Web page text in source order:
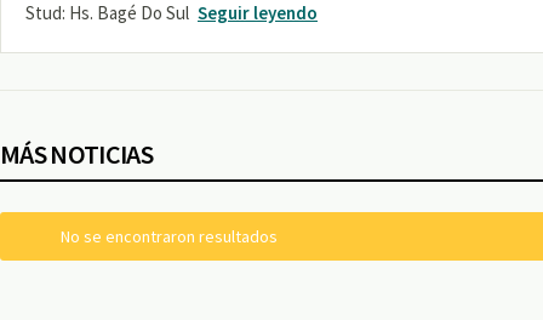
Stud: Hs. Bagé Do Sul Seguir leyendo
MÁS NOTICIAS
No se encontraron resultados